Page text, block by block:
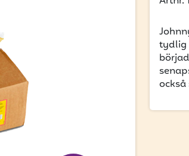
tydlig